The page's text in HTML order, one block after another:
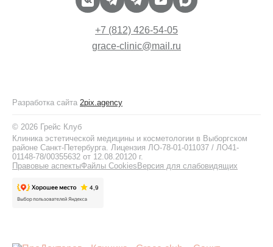
+7 (812) 426-54-05
grace-clinic@mail.ru
Разработка сайта 2pix.agency
© 2026 Грейс Клуб
Клиника эстетической медицины и косметологии в Выборгском
районе Санкт-Петербурга. Лицензия ЛО-78-01-011037 / ЛО41-
01148-78/00355632 от 12.08.20120 г.
Правовые аспектыФайлы Cookies Версия для слабовидящих